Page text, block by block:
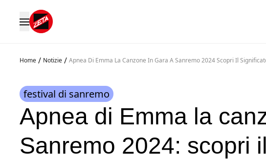
Home / Notizie / Apnea Di Emma La Canzone In Gara A Sanremo 2024 Scopri Il
festival di sanremo
Apnea di Emma la
Sanremo 2024: scopri